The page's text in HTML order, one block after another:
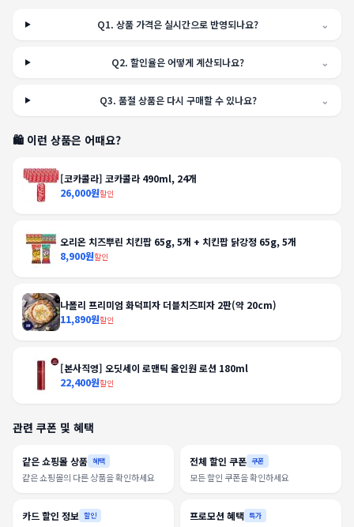
Q1.상품 가격은 실시간으로 반영되나요? ⌄
Q2.할인율은 어떻게 계산되나요? ⌄
Q3. 품절 상품은 다시 구매할 수 있나요? ⌄
🛍️ 이런 상품은 어때요?
[코카콜라] 코카콜라 490ml, 24개
26,000원할인
오리온 치즈뿌린 치킨팝 65g, 5개 + 치킨팝 닭강정 65g, 5개
8,900원할인
나폴리 프리미엄 화덕피자 더블치즈피자 2판(약 20cm)
11,890원할인
[본사직영] 오딧세이 로맨틱 올인원 로션 180ml
22,400원할인
관련 쿠폰 및 혜택
같은 쇼핑몰 상품 혜택
같은 쇼핑몰의 다른 상품을 확인하세요
전체 할인 쿠폰 쿠폰
모든 할인 쿠폰을 확인하세요
카드 할인 정보 할인 프로모션 혜택 특가